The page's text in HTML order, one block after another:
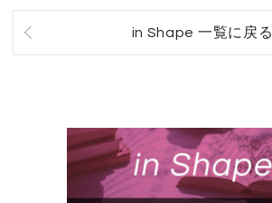
in Shape 一覧に戻る